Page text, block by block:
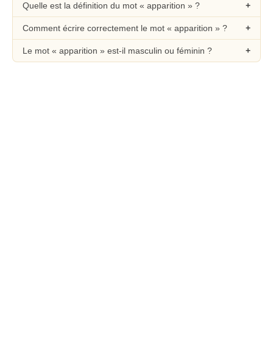
Quelle est la définition du mot « apparition » ?
Comment écrire correctement le mot « apparition » ?
Le mot « apparition » est-il masculin ou féminin ?